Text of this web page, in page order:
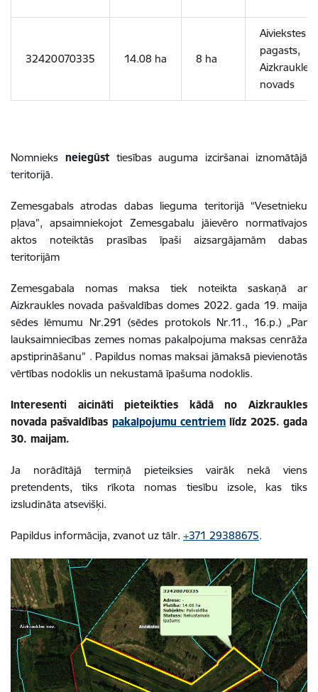
32420070335 14.08 ha 8 ha
Aiviekstes
pagasts,
Aizkraukles
novads
Nomnieks neiegūsttiesības auguma izciršanai iznomātājā
teritorijā.
Zemesgabals atrodas dabas lieguma teritorijā “Vesetnieku
pļava”, apsaimniekojot Zemesgabalu jāievēro normatīvajos
aktos noteiktās prasības īpaši aizsargājamām dabas
teritorijām
Zemesgabala nomas maksa tiek noteikta saskaņā ar
Aizkraukles novada pašvaldības domes 2022. gada 19. maija
sēdes lēmumu Nr.291 (sēdes protokols Nr.11., 16.p.) „Par
lauksaimniecības zemes nomas pakalpojuma maksas cenrāža
apstiprināšanu” . Papildus nomas maksai jāmaksā pievienotās
vērtības nodoklis un nekustamā īpašuma nodoklis.
Interesenti aicināti pieteikties kādā no Aizkraukles
novada pašvaldības pakalpojumu centriem līdz 2025. gada
30. maijam.
Ja norādītājā termiņā pieteiksies vairāk nekā viens
pretendents, tiks rīkota nomas tiesību izsole, kas tiks
izsludināta atsevišķi.
Papildus informācija, zvanot uz tālr. +371 29388675.